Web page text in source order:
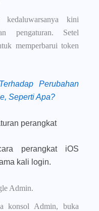
kini
pengaturan. Setel
memperbarui token
Perubahan
Seperti Apa?
perangkat
perangkat iOS
kali login.
Admin.
konsol Admin, buka